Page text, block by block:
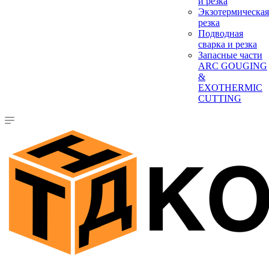
Экзотермическая
резка
Подводная
сварка и резка
Запасные части
ARC GOUGING
&
EXOTHERMIC
CUTTING